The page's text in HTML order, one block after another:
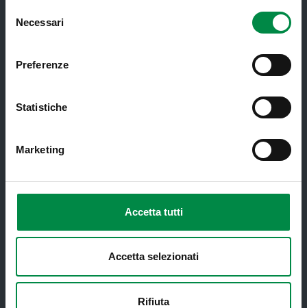
delNecessari
Preferenze
Statistiche
Marketing
Accetta tutti
Accetta selezionati
Rifiuta
Lauree Professioni Sanitarie
Medici e Pediatri di Famiglia
Punto Unico di Accesso integrato
Ritiro Referti
Screening oncologici
SPID - Sistema Pubblico di Identità
Digitale
Sportello Unico Distrettuale
Tessera Sanitaria-Carta Regionale dei